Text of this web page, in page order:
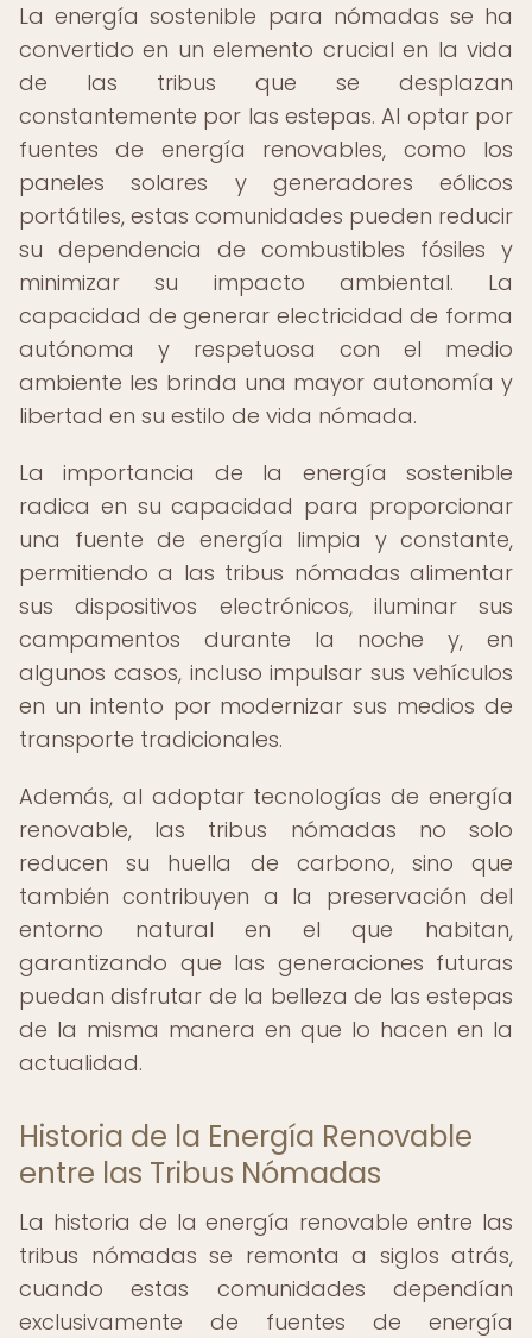
La energía sostenible para nómadas se ha
convertido en un elemento crucial en la vida
de las tribus que se desplazan
constantemente por las estepas. Al optar por
fuentes de energía renovables, como los
paneles solares y generadores eólicos
portátiles, estas comunidades pueden reducir
su dependencia de combustibles fósiles y
minimizar su impacto ambiental. La
capacidad de generar electricidad de forma
autónoma y respetuosa con el medio
ambiente les brinda una mayor autonomía y
libertad en su estilo de vida nómada.
La importancia de la energía sostenible
radica en su capacidad para proporcionar
una fuente de energía limpia y constante,
permitiendo a las tribus nómadas alimentar
sus dispositivos electrónicos, iluminar sus
campamentos durante la noche y, en
algunos casos, incluso impulsar sus vehículos
en un intento por modernizar sus medios de
transporte tradicionales.
Además, al adoptar tecnologías de energía
renovable, las tribus nómadas no solo
reducen su huella de carbono, sino que
también contribuyen a la preservación del
entorno natural en el que habitan,
garantizando que las generaciones futuras
puedan disfrutar de la belleza de las estepas
de la misma manera en que lo hacen en la
actualidad.
Historia de la Energía Renovable
entre las Tribus Nómadas
La historia de la energía renovable entre las
tribus nómadas se remonta a siglos atrás,
cuando estas comunidades dependían
exclusivamente de fuentes de energía